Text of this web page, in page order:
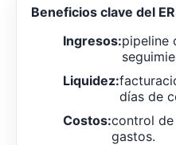
Beneficios clave del
Ingresos:pipeline
Liquidez:
días de
Costos:control
gastos.